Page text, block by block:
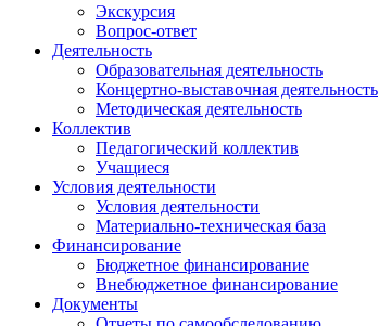
Экскурсия
Вопрос-ответ
Деятельность
Образовательная деятельность
Концертно-выставочная деятельность
Методическая деятельность
Коллектив
Педагогический коллектив
Учащиеся
Условия деятельности
Условия деятельности
Материально-техническая база
Финансирование
Бюджетное финансирование
Внебюджетное финансирование
Документы